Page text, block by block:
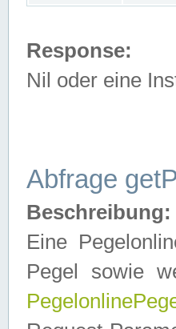
Response:
Nil oder eine
Abfrage
Beschreibung:
Eine
Pegel sowie